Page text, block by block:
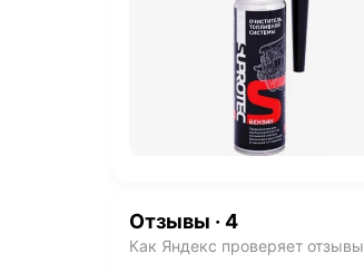
Отзывы · 4
Как Яндекс проверяет отзывы